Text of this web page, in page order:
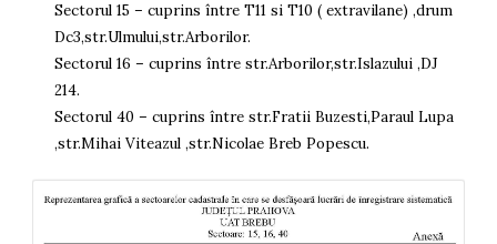
Sectorul 15 – cuprins între T11 si T10 ( extravilane) ,drum
Dc3,str.Ulmului,str.Arborilor.
Sectorul 16 – cuprins între str.Arborilor,str.Islazului ,DJ
214.
Sectorul 40 – cuprins între str.Fratii Buzesti,Paraul Lupa
,str.Mihai Viteazul ,str.Nicolae Breb Popescu.